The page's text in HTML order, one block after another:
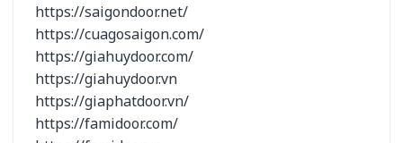
https://saigondoor.net/
https://cuagosaigon.com/
https://giahuydoor.com/
https://giahuydoor.vn
https://giaphatdoor.vn/
https://famidoor.com/